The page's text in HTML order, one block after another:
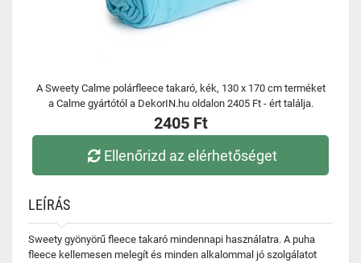
A Sweety Calme polárfleece takaró, kék, 130 x 170 cm terméket
a Calme gyártótól a DekorIN.hu oldalon 2405 Ft - ért találja.
2405 Ft
Ellenőrizd az elérhetőséget
LEÍRÁS
Sweety gyönyörű fleece takaró mindennapi használatra. A puha
fleece kellemesen melegít és minden alkalommal jó szolgálatot